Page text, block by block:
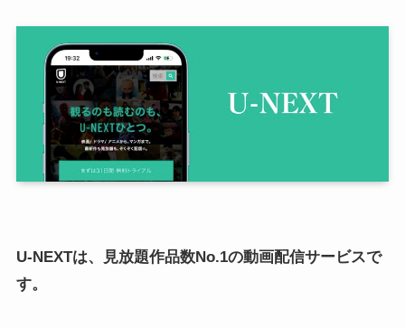
U-NEXTは、見放題作品数No.1の動画配信サービスで
す。